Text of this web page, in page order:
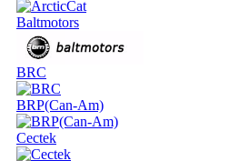
Baltmotors
BRC
BRP(Can-Am)
Cectek